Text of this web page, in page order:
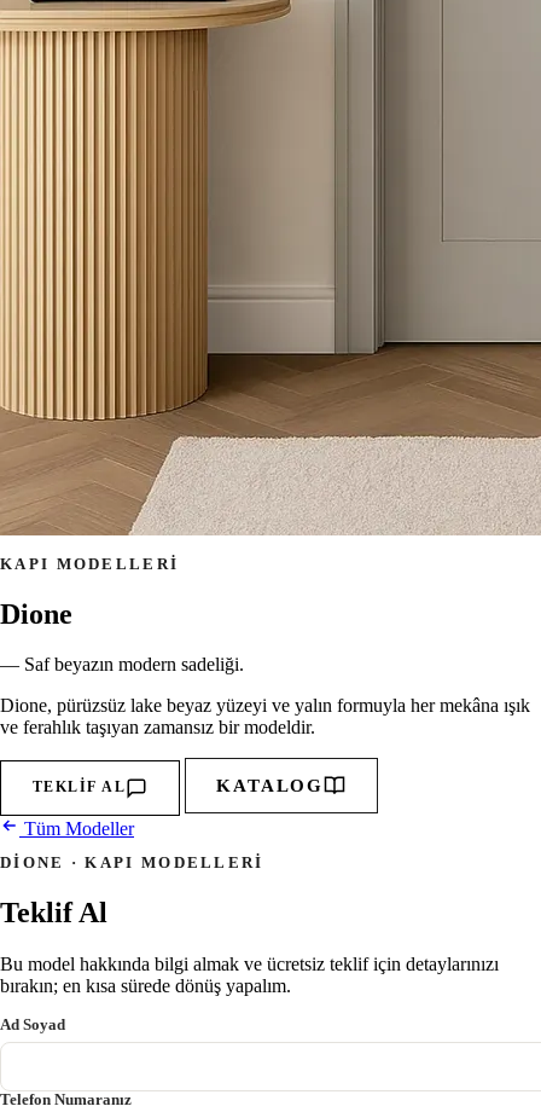
KAPI MODELLERI
Dione
— Saf beyazın modern sadeliği.
Dione, pürüzsüz lake beyaz yüzeyi ve yalın formuyla her mekâna ışık
ve ferahlık taşıyan zamansız bir modeldir.
TEKLIF AL KATALOG
Tüm Modeller
DIONE · KAPI MODELLERI
Teklif Al
Bu model hakkında bilgi almak ve ücretsiz teklif için detaylarınızı
bırakın; en kısa sürede dönüş yapalım.
Ad Soyad
Telefon Numaranız